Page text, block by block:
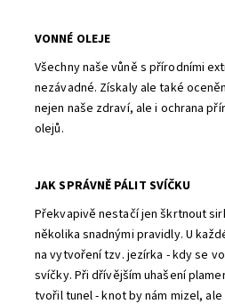
VONNÉ OLEJE
Všechny naše vůně s přírodními
nezávadné. Získaly ale také
nejen naše zdraví, ale i ochrana
olejů.
JAK SPRÁVNĚ PÁLIT SVÍČKU
Překvapivě nestačí jen škrtnout
několika snadnými pravidly. U
na vytvoření tzv. jezírka - kdy se
svíčky. Při dřívějším uhašení
tvořil tunel - knot by nám mizel,